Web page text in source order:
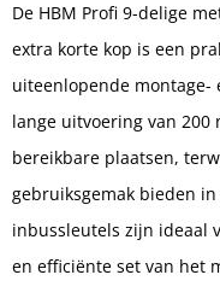
De HBM Profi 9-delige
extra korte kop is een
uiteenlopende montage-
lange uitvoering van
bereikbare plaatsen,
gebruiksgemak bieden
inbussleutels zijn ideaal
en efficiënte set van het